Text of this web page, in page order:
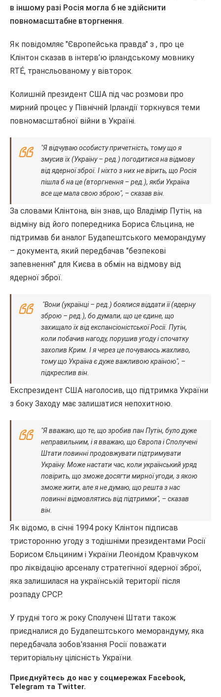
в іншому разі Росія могла б не здійснити
повномасштабне вторгнення.
Як повідомляє "Європейська правда" з , про це
Клінтон сказав в інтерв’ю ірландському мовнику
RTÉ, трансльованому у вівторок.
Колишній президент США під час розмови про
мирний процес у Північній Ірландії торкнувся теми
повномасштабної війни в Україні.
"Я відчуваю особисту причетність, тому що я
змусив їх (Україну – ред.) погодитися на відмову
від ядерної зброї. І ніхто з них не вірить, що Росія
пішла б на це (вторгнення – ред.), якби Україна
все ще мала свою зброю", – сказав він.
За словами Клінтона, він знав, що Владімір Путін, на
відміну від його попередника Бориса Єльцина, не
підтримав би аналог Будапештського меморандуму
– документа, який передбачав "безпекові
запевнення" для Києва в обмін на відмову від
ядерної зброї.
"Вони (українці – ред.) боялися віддати її (ядерну
зброю – ред.), бо думали, що це єдине, що
захищало їх від експансіоністської Росії. Путін,
коли побачив нагоду, порушив угоду і спочатку
захопив Крим. І я через це почуваюсь жахливо,
тому що Україна є дуже важливою країною", –
підкреслив він.
Експрезидент США наголосив, що підтримка України
з боку Заходу має залишатися непохитною.
"Я вважаю, що те, що зробив пан Путін, було дуже
неправильним, і я вважаю, що Європа і Сполучені
Штати повинні продовжувати підтримувати
Україну. Може настати час, коли український уряд
повірить, що зможе досягти мирної угоди, з якою
зможе жити, але я не думаю, що решта з нас
повинні відмовлятись від підтримки", – сказав
він.
Як відомо, в січні 1994 року Клінтон підписав
тристоронню угоду з тодішніми президентами Росії
Борисом Єльциним і України Леонідом Кравчуком
про ліквідацію арсеналу стратегічної ядерної зброї,
яка залишилася на українській території після
розпаду СРСР.
У грудні того ж року Сполучені Штати також
приєдналися до Будапештського меморандуму, яка
передбачала зобов'язання Росії поважати
територіальну цілісність України.
Приєднуйтесь до нас у соцмережах Facebook,
Telegram та Twitter.